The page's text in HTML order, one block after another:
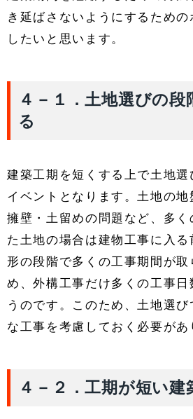
き延ばさないようにするため
したいと思います。
４－１．土地選びの段
る
建築工期を短くする上で土地選
イベントとなります。土地の
擁壁・土留めの問題など、多
た土地の場合は建物工事に入
形の段階で多くの工事期間が取
め、外構工事だけ多くの工事日
うのです。このため、土地選び
な工事を考慮しておく必要があ
４－２．工期が短い建